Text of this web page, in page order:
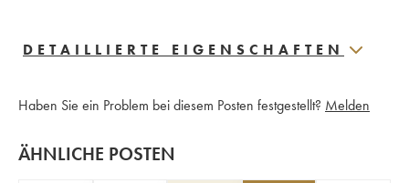
DETAILLIERTE EIGENSCHAFTEN
Haben Sie ein Problem bei diesem Posten festgestellt? Melden
ÄHNLICHE POSTEN